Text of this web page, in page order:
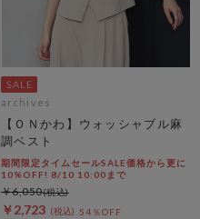
archives
【ＯＮかわ】ウォッシャブル麻
調ベスト
期間限定タイムセールSALE価格から更に
10%OFF! 8/10 10:00まで
￥2,723 54％OFF
￥6,050